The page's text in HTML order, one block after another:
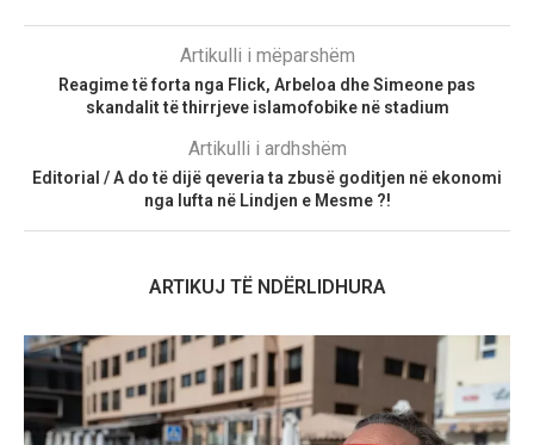
Artikulli i mëparshëm
Reagime të forta nga Flick, Arbeloa dhe Simeone pas
skandalit të thirrjeve islamofobike në stadium
Artikulli i ardhshëm
Editorial / A do të dijë qeveria ta zbusë goditjen në ekonomi
nga lufta në Lindjen e Mesme ?!
ARTIKUJ TË NDËRLIDHURA